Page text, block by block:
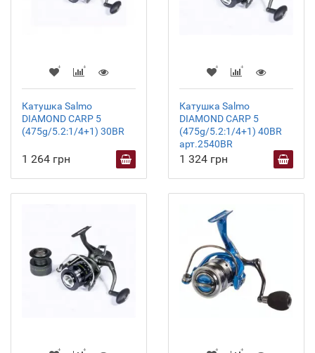
Катушка Salmo
DIAMOND CARP 5
(475g/5.2:1/4+1) 30BR
1 264 грн
Катушка Salmo
DIAMOND CARP 5
(475g/5.2:1/4+1) 40BR
арт.2540BR
1 324 грн